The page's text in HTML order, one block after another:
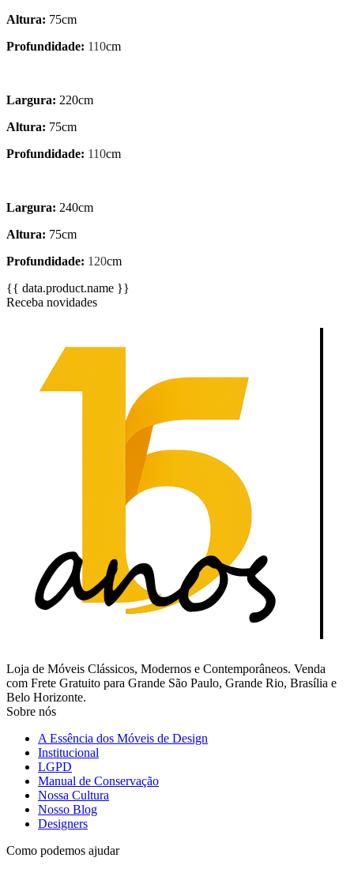
Altura: 75cm
Profundidade: 110cm
Largura: 220cm
Altura: 75cm
Profundidade: 110cm
Largura: 240cm
Altura: 75cm
Profundidade: 120cm
{{ data.product.name }}
Receba novidades
Loja de Móveis Clássicos, Modernos e Contemporâneos. Venda
com Frete Gratuito para Grande São Paulo, Grande Rio, Brasília e
Belo Horizonte.
Sobre nós
A Essência dos Móveis de Design
Institucional
LGPD
Manual de Conservação
Nossa Cultura
Nosso Blog
Designers
Como podemos ajudar